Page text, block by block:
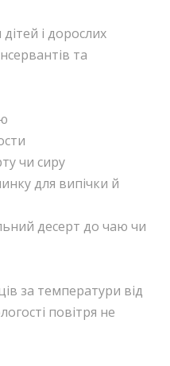
і дорослих
та
чи сиру
для випічки й
десерт до чаю чи
за температури від
повітря не